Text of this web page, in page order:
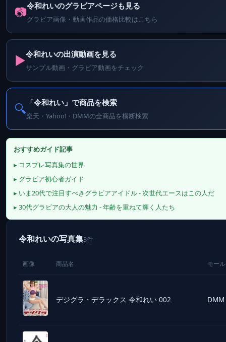
📷令和れいのグラビアページも見る
グラビア画像・動画作品の価格比較はこちら
▶️令和れいの出演動画を見る
サンプル動画・グラビア動画をチェック
🔍 「令和れい」で商品を検索
楽天・Yahoo!・DMMの全商品を横断検索
おすすめガイド記事
▸ コスプレ写真集の世界
▸ グラビア初心者ガイド
▸ いま20代で注目すべきグラビアアイドル - 次世代エースはこの人だ
▸ 30代グラビアの大人の魅力 - 年齢を重ねて輝く人たち
令和れいの写真集3件
画像 商品名 モール
デジグラ・デラックス 令和れい 002 DMM